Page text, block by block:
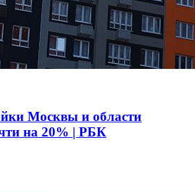
Москвы и области
на 20% | РБК